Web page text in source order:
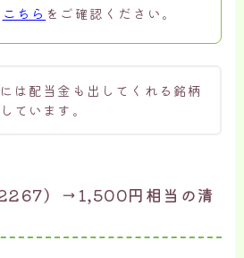
こちら をご確認ください。
は配当金も出してくれる銘柄
ています。
）→1,500円相当の清